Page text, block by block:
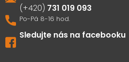
731 019 093
Sledujte nás na facebooku